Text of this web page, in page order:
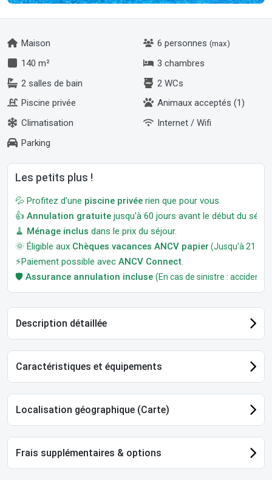
Maison 6 personnes (max)
140 m²
3 chambres
2 salles de bain
2 WCs
Piscine privée
Animaux acceptés (1)
Climatisation
Internet / Wifi
Parking
Les petits plus !
💦 Profitez d'une piscine privée rien que pour vous.
👍 Annulation gratuite jusqu'à 60 jours avant le début du
🧹 Ménage inclus dans le prix du séjour.
🌞 Éligible aux Chèques vacances ANCV papier (Jusqu'à 21
⚡Paiement possible avec ANCV Connect
🛡️ Assurance annulation incluse (En cas de sinistre : accident,
Description détaillée
Caractéristiques et équipements
Localisation géographique (Carte)
Frais supplémentaires & options